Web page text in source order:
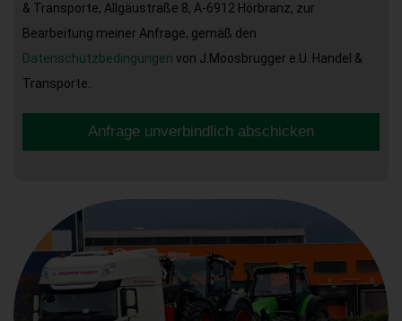
& Transporte, Allgäustraße 8, A-6912 Hörbranz, zur
Bearbeitung meiner Anfrage, gemäß den
Datenschutzbedingungen von J.Moosbrugger e.U. Handel &
Transporte.
Anfrage unverbindlich abschicken